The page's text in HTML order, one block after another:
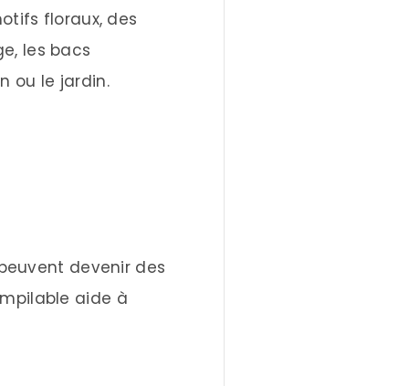
floraux, des
les bacs
ou le jardin.
devenir des
aide à